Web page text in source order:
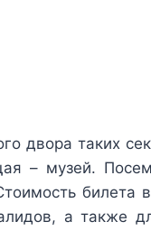
двора таких
– музей.
билета
а также